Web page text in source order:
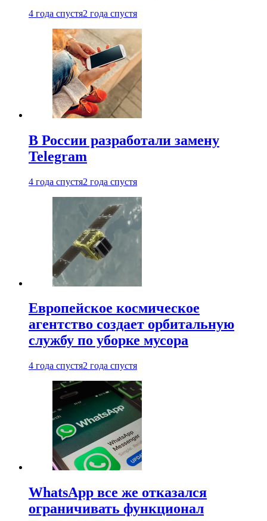
4 года спустя2 года спустя
В России разработали замену
Telegram
4 года спустя2 года спустя
Европейское космическое
агентство создает орбитальную
службу по уборке мусора
4 года спустя2 года спустя
WhatsApp все же отказался
ограничивать функционал